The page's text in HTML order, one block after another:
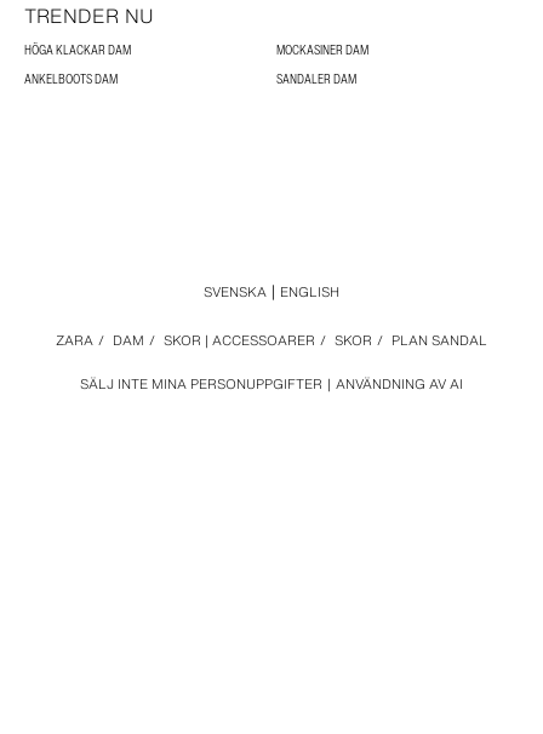
TRENDER NU
HÖGA KLACKAR DAM
MOCKASINER DAM
ANKELBOOTS DAM
SANDALER DAM
SÄLJ INTE MINA PERSONUPPGIFTER ANVÄNDNING AV AI
ZARA / DAM / SKOR | ACCESSOARER / SKOR / PLAN SANDAL
SVENSKA ENGLISH